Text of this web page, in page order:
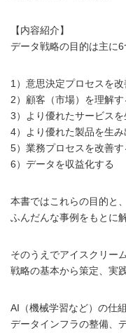
【内容紹介】
データ戦略の目的は主に6
1）意思決定プロセスを改
2）顧客（市場）を理解す
3）より優れたサービスを
4）より優れた製品を生み
5）業務プロセスを改善す
6）データを収益化する
本書ではこれらの目的と
ふんだんな事例をもとに
そのうえでアイスクリー
戦略の基本から策定、実
AI（機械学習など）の仕
データインフラの整備、